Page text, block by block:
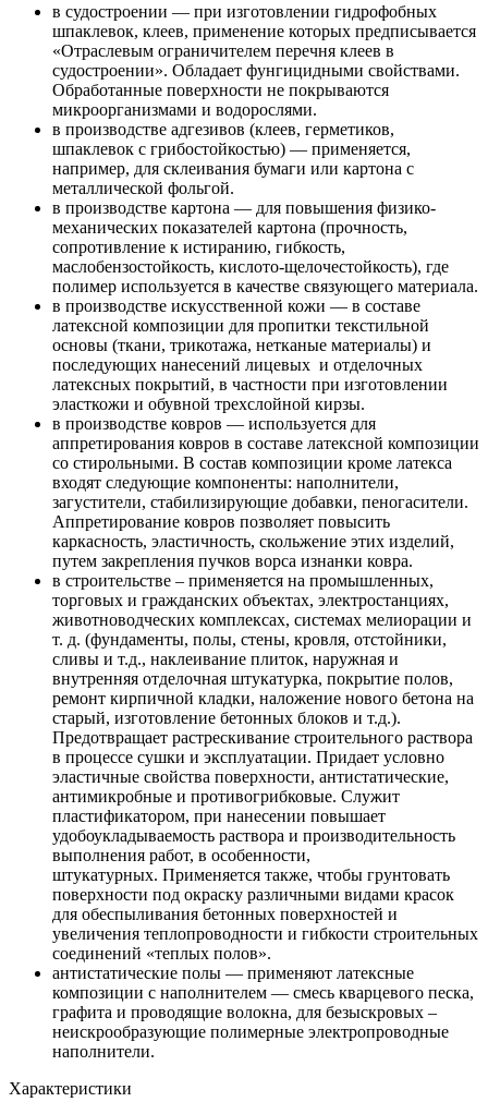
в судостроении — при изготовлении гидрофобных
шпаклевок, клеев, применение которых предписывается
«Отраслевым ограничителем перечня клеев в
судостроении». Обладает фунгицидными свойствами.
Обработанные поверхности не покрываются
микроорганизмами и водорослями.
в производстве адгезивов (клеев, герметиков,
шпаклевок с грибостойкостью) — применяется,
например, для склеивания бумаги или картона с
металлической фольгой.
в производстве картона — для повышения физико-
механических показателей картона (прочность,
сопротивление к истиранию, гибкость,
маслобензостойкость, кислото-щелочестойкость), где
полимер используется в качестве связующего материала.
в производстве искусственной кожи — в составе
латексной композиции для пропитки текстильной
основы (ткани, трикотажа, нетканые материалы) и
последующих нанесений лицевых и отделочных
латексных покрытий, в частности при изготовлении
эласткожи и обувной трехслойной кирзы.
в производстве ковров — используется для
аппретирования ковров в составе латексной композиции
со стирольными. В состав композиции кроме латекса
входят следующие компоненты: наполнители,
загустители, стабилизирующие добавки, пеногасители.
Аппретирование ковров позволяет повысить
каркасность, эластичность, скольжение этих изделий,
путем закрепления пучков ворса изнанки ковра.
в строительстве – применяется на промышленных,
торговых и гражданских объектах, электростанциях,
животноводческих комплексах, системах мелиорации и
т. д. (фундаменты, полы, стены, кровля, отстойники,
сливы и т.д., наклеивание плиток, наружная и
внутренняя отделочная штукатурка, покрытие полов,
ремонт кирпичной кладки, наложение нового бетона на
старый, изготовление бетонных блоков и т.д.).
Предотвращает растрескивание строительного раствора
в процессе сушки и эксплуатации. Придает условно
эластичные свойства поверхности, антистатические,
антимикробные и противогрибковые. Служит
пластификатором, при нанесении повышает
удобоукладываемость раствора и производительность
выполнения работ, в особенности,
штукатурных. Применяется также, чтобы грунтовать
поверхности под окраску различными видами красок
для обеспыливания бетонных поверхностей и
увеличения теплопроводности и гибкости строительных
соединений «теплых полов».
антистатические полы — применяют латексные
композиции с наполнителем — смесь кварцевого песка,
графита и проводящие волокна, для безыскровых –
неискрообразующие полимерные электропроводные
наполнители.
Характеристики